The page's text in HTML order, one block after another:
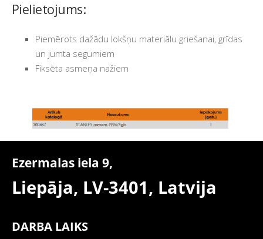
Pielietojums:
Piemērots dažādu lokšņu materiālu griešanai, grīdas
un jumta segumiem
Fiksēta asmeņa nažiem
Ezermalas iela 9,
Liepāja, LV-3401, Latvija
DARBA LAIKS